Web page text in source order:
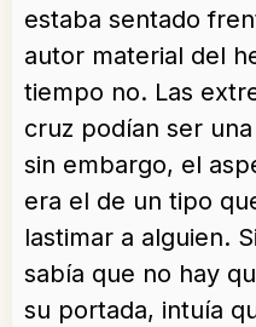
estaba sentado
autor material del
tiempo no. Las
cruz podían ser
sin embargo, el
era el de un tipo
lastimar a alguien.
sabía que no hay
su portada, intuía